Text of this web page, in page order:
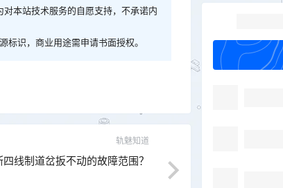
本站技术服务的自愿支持，不承诺内
标识，商业用途需申请书面授权。
轨魅知道
线制道岔扳不动的故障范围？